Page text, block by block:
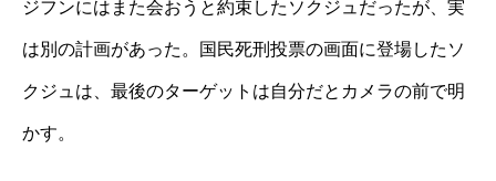
ジフンにはまた会おうと約束したソクジュだったが、実
は別の計画があった。国民死刑投票の画面に登場したソ
クジュは、最後のターゲットは自分だとカメラの前で明
かす。